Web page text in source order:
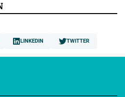
LINKEDIN TWITTER